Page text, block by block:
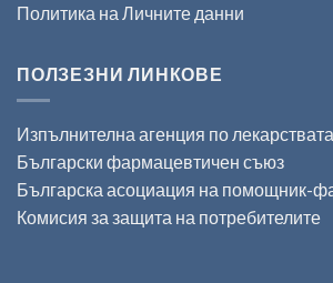
Политика на Личните данни
ПОЛЗЕЗНИ ЛИНКОВЕ
Изпълнителна агенция по лекарствата
Български фармацевтичен съюз
Българска асоциация на помощник-
Комисия за защита на потребителите